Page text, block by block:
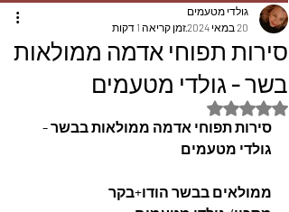
סירות תפוחי אדמה ממולאות
בשר - גולדי מטעמים
גולדי מטעמים
20 במאי 2024
זמן קריאה 1 דקות
דירוג של NaN מתוך 5 כוכבים
סירות תפוחי אדמה ממולאות בבשר -
גולדי מטעמים
ממולאים בבשר הודו+בקר